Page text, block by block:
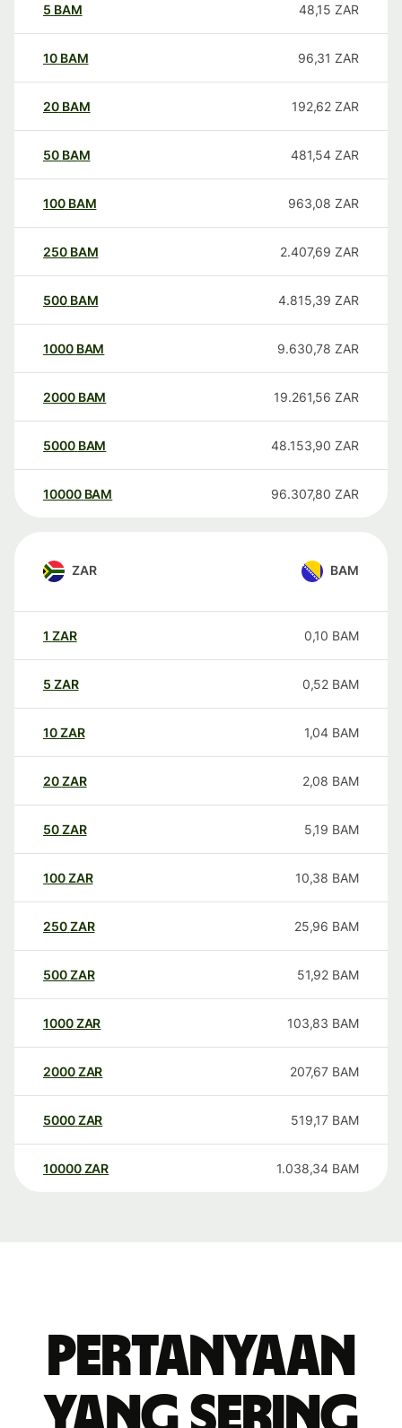
5 BAM 48,15 ZAR
10 BAM 96,31 ZAR
20 BAM 192,62 ZAR
50 BAM 481,54 ZAR
100 BAM 963,08 ZAR
250 BAM 2.407,69 ZAR
500 BAM 4.815,39 ZAR
1000 BAM 9.630,78 ZAR
2000 BAM 19.261,56 ZAR
5000 BAM 48.153,90 ZAR
10000 BAM 96.307,80 ZAR
ZAR BAM
1 ZAR 0,10 BAM
5 ZAR 0,52 BAM
10ZAR 1,04 BAM
20ZAR 2,08 BAM
50ZAR 5,19 BAM
100ZAR 10,38 BAM
250ZAR 25,96 BAM
500ZAR 51,92 BAM
1000ZAR 103,83 BAM
2000ZAR 207,67 BAM
5000ZAR 519,17 BAM
10000 ZAR 1.038,34 BAM
Pertanyaan